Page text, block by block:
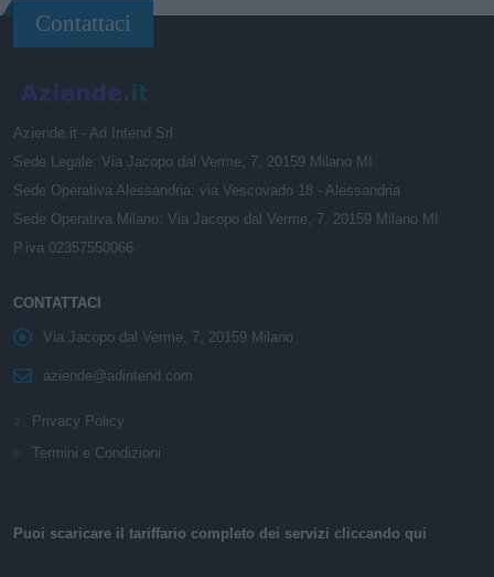
Contattaci
Aziende.it - Ad Intend Srl
Sede Legale: Via Jacopo dal Verme, 7, 20159 Milano MI
Sede Operativa Alessandria: via Vescovado 18 - Alessandria
Sede Operativa Milano: Via Jacopo dal Verme, 7, 20159 Milano MI
P.iva 02357550066
CONTATTACI
Via Jacopo dal Verme, 7, 20159 Milano
aziende@adintend.com
Privacy Policy
Termini e Condizioni
Puoi scaricare il tariffario completo dei servizi cliccando qui